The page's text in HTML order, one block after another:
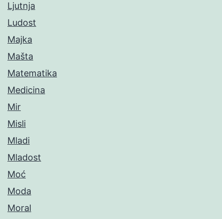
Ljutnja
Ludost
Majka
Mašta
Matematika
Medicina
Mir
Misli
Mladi
Mladost
Moć
Moda
Moral